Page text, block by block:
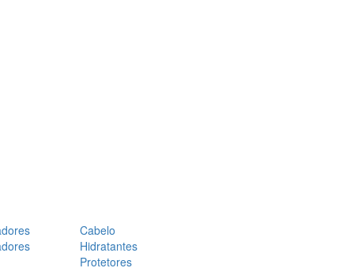
Cabelo
Hidratantes
Protetores